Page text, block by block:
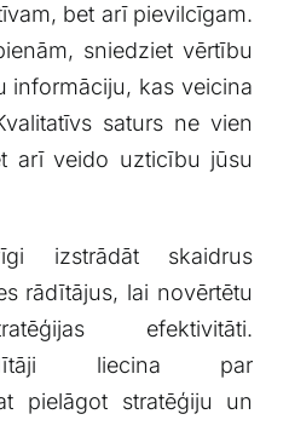
bet arī‍ pievilcīgam.
sniedziet vērtību
informāciju, kas veicina
⁢saturs ‍ne vien
arī veido uzticību jūsu⁢
izstrādāt skaidrus
rādītājus, lai novērtētu
efektivitāti.
liecina par
pielāgot stratēģiju un